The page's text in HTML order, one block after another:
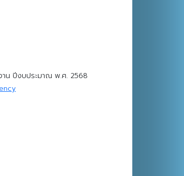
าน ปีงบประมาณ พ.ศ. 2568